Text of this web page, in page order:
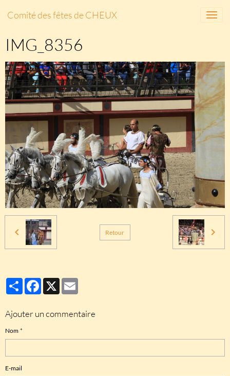
Comité des fêtes de CHEUX
IMG_8356
Retour
PartagerFacebook
X
Ajouter un commentaire
Nom
E-mail